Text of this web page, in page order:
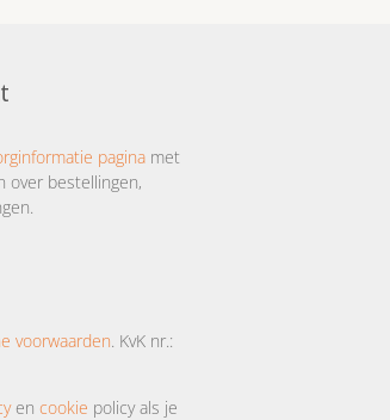
paginamet
over bestellingen,
voorwaarden. KvK nr.:
en cookie policy als je